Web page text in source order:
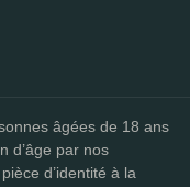
âgées de 18 ans
d’âge par nos
d’identité à la